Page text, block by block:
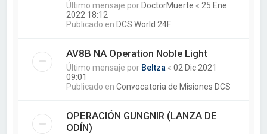
Último mensaje por DoctorMuerte « 25 Ene
2022 18:12
Publicado en DCS World 24F
AV8B NA Operation Noble Light
Último mensaje por Beltza «02 Dic 2021
09:01
Publicado enConvocatoria de Misiones DCS
OPERACIÓN GUNGNIR (LANZA DE
ODÍN)